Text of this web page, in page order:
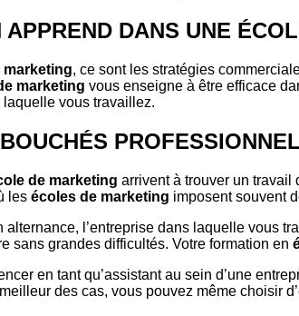
APPREND DANS UNE
marketing, ce sont les stratégies
marketing vous enseigne à être efficace
laquelle vous travaillez.
de marketing arrivent à trouver un travail
les écoles de marketing imposent souvent
l’entreprise dans laquelle vous
sans grandes difficultés. Votre formation en
en tant qu’assistant au sein d’une
des cas, vous pouvez même choisir